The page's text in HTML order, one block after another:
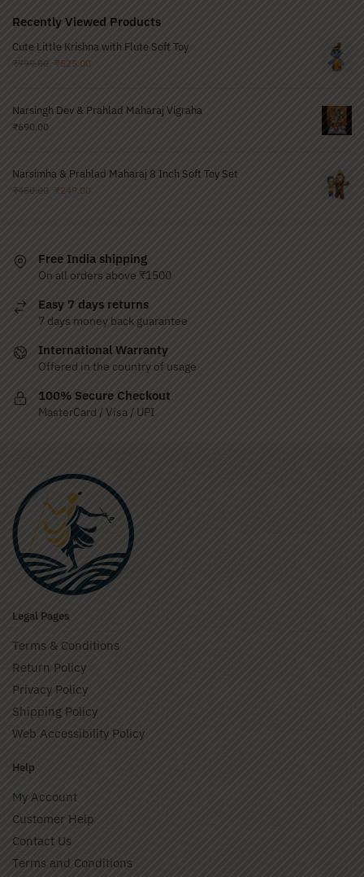
Recently Viewed Products
Cute Little Krishna with Flute Soft Toy
₹799.00 ₹525.00
Narsingh Dev & Prahlad Maharaj Vigraha
₹690.00
Narsimha & Prahlad Maharaj 8 Inch Soft Toy Set
₹450.00 ₹249.00
Free India shipping
On all orders above ₹1500
Easy 7 days returns
7 days money back guarantee
International Warranty
Offered in the country of usage
100% Secure Checkout
MasterCard / Visa / UPI
Legal Pages
Terms & Conditions
Return Policy
Privacy Policy
Shipping Policy
Web Accessibility Policy
Help
My Account
Customer Help
Contact Us
Terms and Conditions